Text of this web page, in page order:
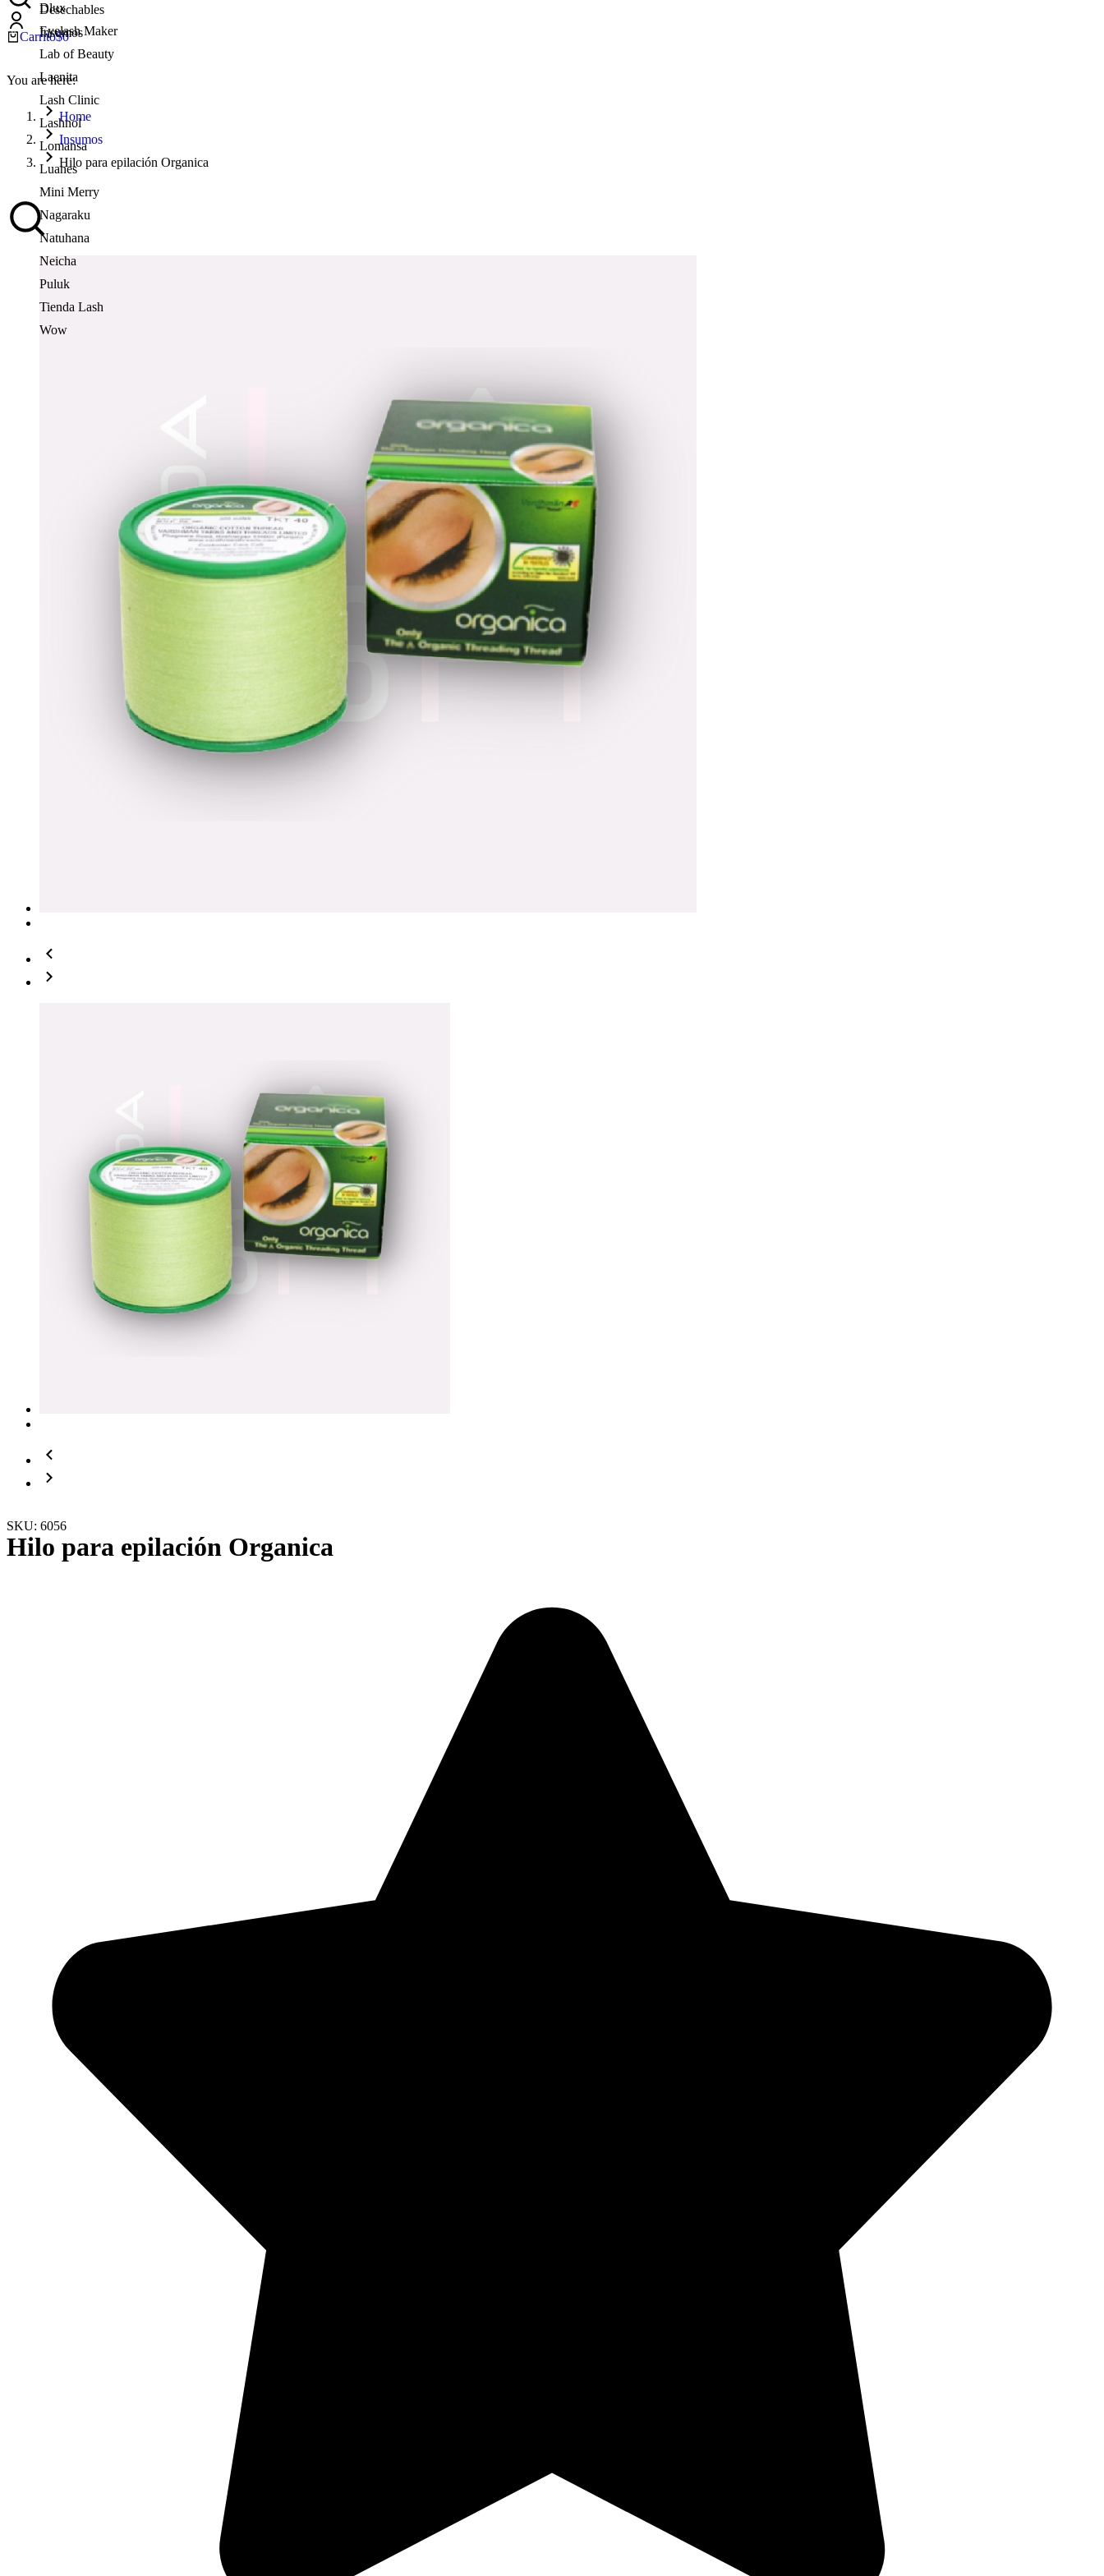
Desechables
Insumos
Dlux
Eyelash Maker
Lab of Beauty
Laenita
Lash Clinic
Lashnol
Lomansa
Luanes
Mini Merry
Nagaraku
Natuhana
Neicha
Puluk
Tienda Lash
Wow
Carrito$0
You are here:
Home
Insumos
Hilo para epilación Organica
SKU: 6056
Hilo para epilación Organica